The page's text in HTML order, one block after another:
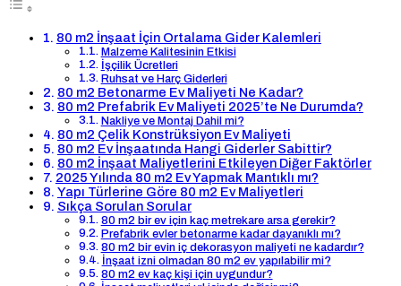
80 m2 İnşaat İçin Ortalama Gider Kalemleri
Malzeme Kalitesinin Etkisi
İşçilik Ücretleri
Ruhsat ve Harç Giderleri
80 m2 Betonarme Ev Maliyeti Ne Kadar?
80 m2 Prefabrik Ev Maliyeti 2025’te Ne Durumda?
Nakliye ve Montaj Dahil mi?
80 m2 Çelik Konstrüksiyon Ev Maliyeti
80 m2 Ev İnşaatında Hangi Giderler Sabittir?
80 m2 İnşaat Maliyetlerini Etkileyen Diğer Faktörler
2025 Yılında 80 m2 Ev Yapmak Mantıklı mı?
Yapı Türlerine Göre 80 m2 Ev Maliyetleri
Sıkça Sorulan Sorular
80 m2 bir ev için kaç metrekare arsa gerekir?
Prefabrik evler betonarme kadar dayanıklı mı?
80 m2 bir evin iç dekorasyon maliyeti ne kadardır?
İnşaat izni olmadan 80 m2 ev yapılabilir mi?
80 m2 ev kaç kişi için uygundur?